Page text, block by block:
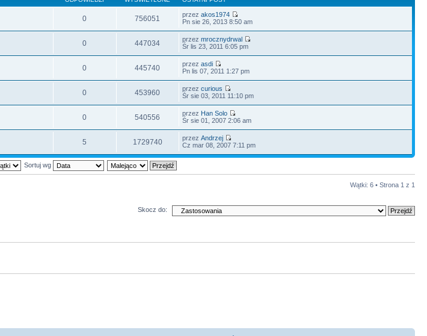
0 756051 przezakos1974
Pn sie 26, 2013 8:50 am
0 447034 przezmrocznydrwal
Śr lis 23, 2011 6:05 pm
0 445740 przezasdi
Pn lis 07, 2011 1:27 pm
0 453960 przezcurious
Śr sie 03, 2011 11:10 pm
0 540556 przez Han Solo
Śr sie 01, 2007 2:06 am
5 1729740 przezAndrzej
Cz mar 08, 2007 7:11 pm
Sortuj wg
Wątki: 6 • Strona 1 z 1
Skocz do: